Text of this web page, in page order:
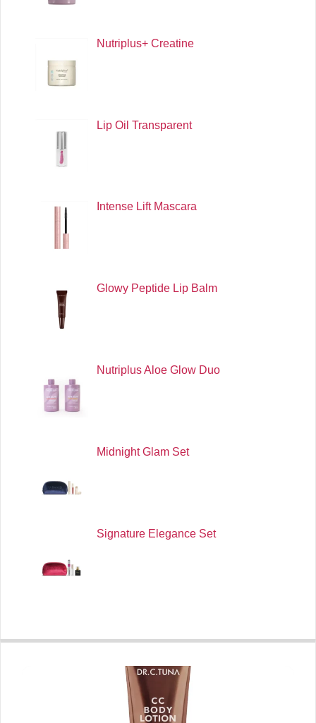
Nutriplus+ Creatine
Lip Oil Transparent
Intense Lift Mascara
Glowy Peptide Lip Balm
Nutriplus Aloe Glow Duo
Midnight Glam Set
Signature Elegance Set